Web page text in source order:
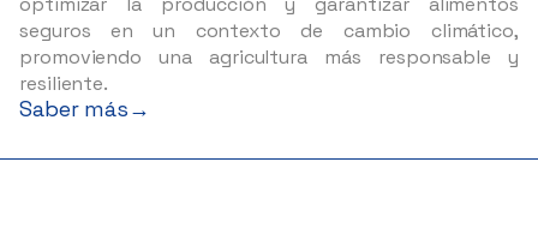
seguros en un contexto de cambio climático,
promoviendo una agricultura más responsable y
resiliente.
Saber más→